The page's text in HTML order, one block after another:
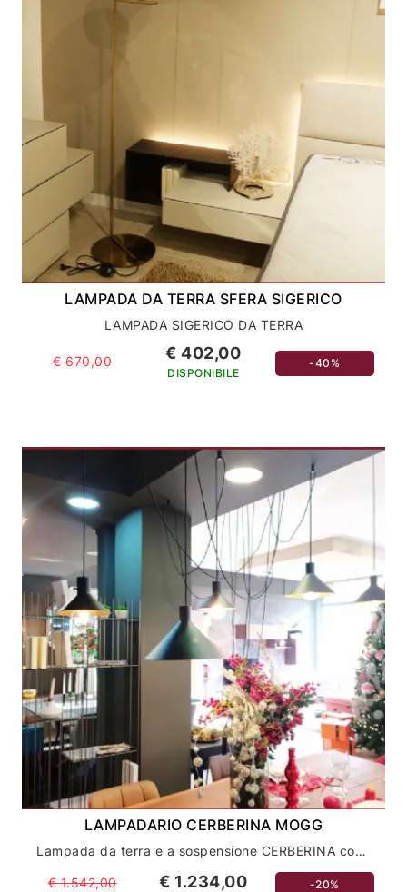
LAMPADA DA TERRA SFERA SIGERICO
LAMPADA SIGERICO DA TERRA
€ 670,00 € 402,00
DISPONIBILE
-40%
LAMPADARIO CERBERINA MOGG
Lampada da terra e a sospensione CERBERINA con 5 paralumi in Metallo
€ 1.542,00 € 1.234,00 -20%